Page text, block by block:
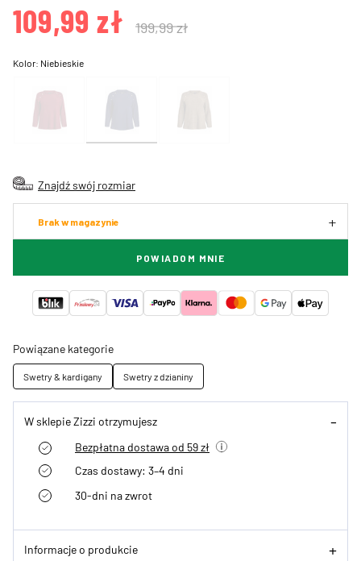
109,99 zł 199,99 zł
Kolor: Niebieskie
Znajdź swój rozmiar
Brak w magazynie
POWIADOM MNIE
Powiązane kategorie
Swetry & kardigany Swetry z dzianiny
W sklepie Zizzi otrzymujesz
Bezpłatna dostawa od 59 zł
Czas dostawy: 3–4 dni
30-dni na zwrot
Informacje o produkcie